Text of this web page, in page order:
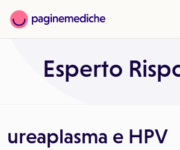
Esperto
ureaplasma e HPV